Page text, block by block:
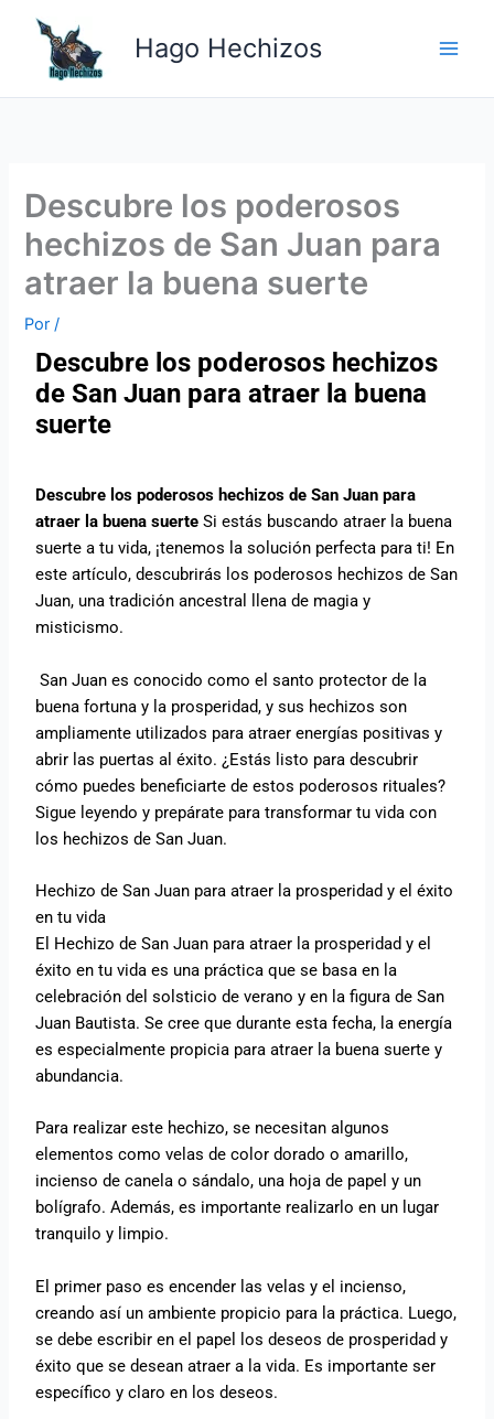
contenido
Hago Hechizos
Descubre los poderosos
hechizos de San Juan para
atraer la buena suerte
Por/
Descubre los poderosos hechizos
de San Juan para atraer la buena
suerte
Descubre los poderosos hechizos de San Juan para
atraer la buena suerte Si estás buscando atraer la buena
suerte a tu vida, ¡tenemos la solución perfecta para ti! En
este artículo, descubrirás los poderosos hechizos de San
Juan, una tradición ancestral llena de magia y
misticismo.
San Juan es conocido como el santo protector de la
buena fortuna y la prosperidad, y sus hechizos son
ampliamente utilizados para atraer energías positivas y
abrir las puertas al éxito. ¿Estás listo para descubrir
cómo puedes beneficiarte de estos poderosos rituales?
Sigue leyendo y prepárate para transformar tu vida con
los hechizos de San Juan.
Hechizo de San Juan para atraer la prosperidad y el éxito
en tu vida
El Hechizo de San Juan para atraer la prosperidad y el
éxito en tu vida es una práctica que se basa en la
celebración del solsticio de verano y en la figura de San
Juan Bautista. Se cree que durante esta fecha, la energía
es especialmente propicia para atraer la buena suerte y
abundancia.
Para realizar este hechizo, se necesitan algunos
elementos como velas de color dorado o amarillo,
incienso de canela o sándalo, una hoja de papel y un
bolígrafo. Además, es importante realizarlo en un lugar
tranquilo y limpio.
El primer paso es encender las velas y el incienso,
creando así un ambiente propicio para la práctica. Luego,
se debe escribir en el papel los deseos de prosperidad y
éxito que se desean atraer a la vida. Es importante ser
específico y claro en los deseos.